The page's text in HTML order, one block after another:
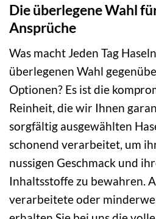
Die überlegene Wahl
Ansprüche
Was macht Jeden Tag
überlegenen Wahl
Optionen? Es ist die
Reinheit, die wir Ihnen
sorgfältig ausgewählten
schonend verarbeitet, um
nussigen Geschmack und
Inhaltsstoffe zu bewahren.
verarbeitete oder